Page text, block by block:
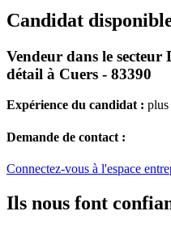
Candidat
Vendeur dans le secteur
détail à Cuers - 83390
Expérience du candidat : plus
Demande de contact :
Connectez-vous à l'espace
Ils nous font